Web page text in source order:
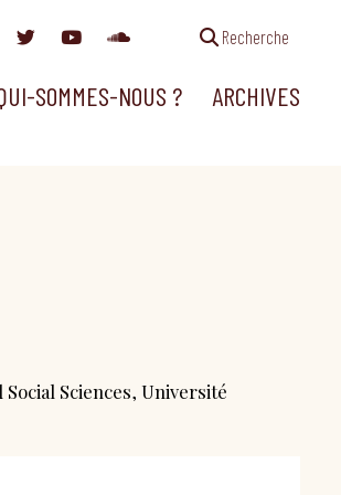
Recherche
SOMMES-NOUS ? ARCHIVES
Sciences, Université